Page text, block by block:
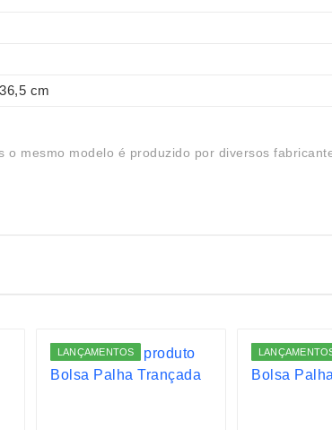
cm
o mesmo modelo é produzido por diversos
LANÇAMENTOS